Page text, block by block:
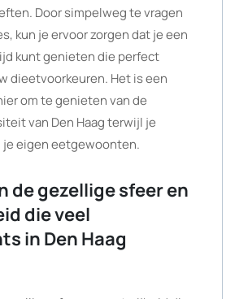
Door simpelweg te vragen
kun je ervoor zorgen dat je een
kunt genieten die perfect
dieetvoorkeuren. Het is een
om te genieten van de
van Den Haag terwijl je
eigen eetgewoonten.
de gezellige sfeer en
die veel
in Den Haag